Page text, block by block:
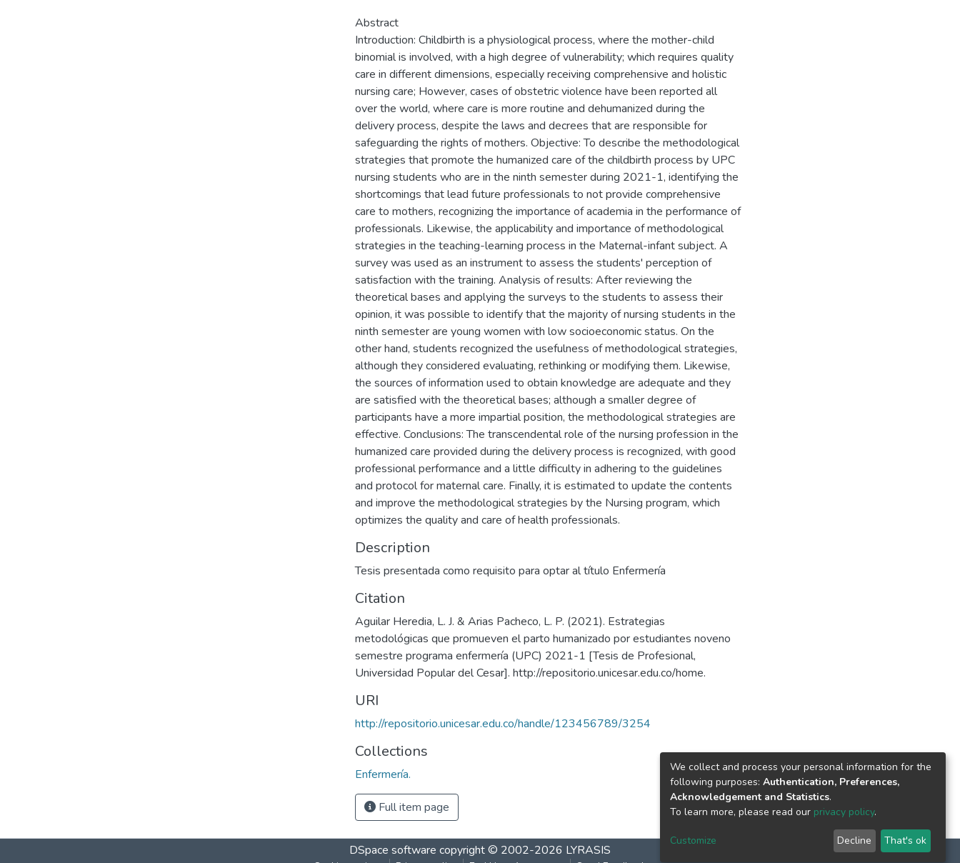
Abstract
Introduction: Childbirth is a physiological process, where the mother-child
binomial is involved, with a high degree of vulnerability; which requires quality
care in different dimensions, especially receiving comprehensive and holistic
nursing care; However, cases of obstetric violence have been reported all
over the world, where care is more routine and dehumanized during the
delivery process, despite the laws and decrees that are responsible for
safeguarding the rights of mothers. Objective: To describe the methodological
strategies that promote the humanized care of the childbirth process by UPC
nursing students who are in the ninth semester during 2021-1, identifying the
shortcomings that lead future professionals to not provide comprehensive
care to mothers, recognizing the importance of academia in the performance of
professionals. Likewise, the applicability and importance of methodological
strategies in the teaching-learning process in the Maternal-infant subject. A
survey was used as an instrument to assess the students' perception of
satisfaction with the training. Analysis of results: After reviewing the
theoretical bases and applying the surveys to the students to assess their
opinion, it was possible to identify that the majority of nursing students in the
ninth semester are young women with low socioeconomic status. On the
other hand, students recognized the usefulness of methodological strategies,
although they considered evaluating, rethinking or modifying them. Likewise,
the sources of information used to obtain knowledge are adequate and they
are satisfied with the theoretical bases; although a smaller degree of
participants have a more impartial position, the methodological strategies are
effective. Conclusions: The transcendental role of the nursing profession in the
humanized care provided during the delivery process is recognized, with good
professional performance and a little difficulty in adhering to the guidelines
and protocol for maternal care. Finally, it is estimated to update the contents
and improve the methodological strategies by the Nursing program, which
optimizes the quality and care of health professionals.
Description
Tesis presentada como requisito para optar al título Enfermería
Citation
Aguilar Heredia, L. J. & Arias Pacheco, L. P. (2021). Estrategias
metodológicas que promueven el parto humanizado por estudiantes noveno
semestre programa enfermería (UPC) 2021-1 [Tesis de Profesional,
Universidad Popular del Cesar]. http://repositorio.unicesar.edu.co/home.
URI
http://repositorio.unicesar.edu.co/handle/123456789/3254
Collections
Enfermería.
Full item page
DSpace software copyright © 2002-2026 LYRASIS
We collect and process your personal information for the
following purposes: Authentication, Preferences,
Acknowledgement and Statistics.
To learn more, please read our privacy policy.
Customize Decline That's ok